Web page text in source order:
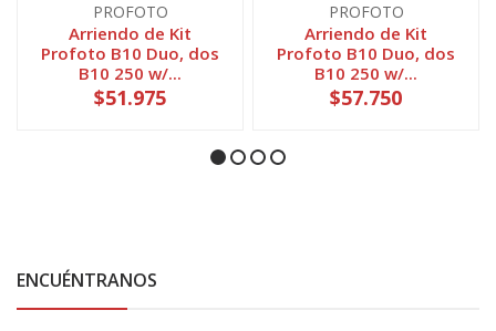
PROFOTO
Arriendo de Kit
Profoto B10 Duo, dos
B10 250 w/...
$51.975
PROFOTO
Arriendo de Kit
Profoto B10 Duo, dos
B10 250 w/...
$57.750
ENCUÉNTRANOS